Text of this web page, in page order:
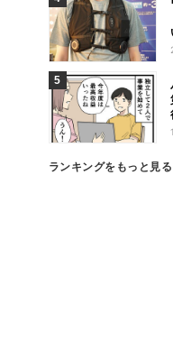
ランキングをもっと見る